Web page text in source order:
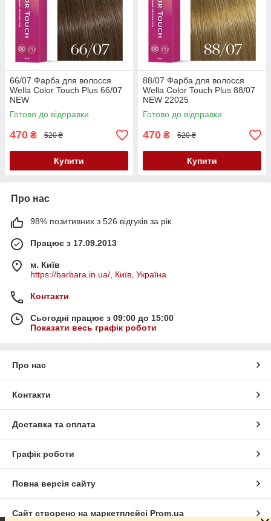
66/07 Фарба для волосся
Wella Color Touch Plus 66/07
NEW
Готово до відправки
470 ₴ 520 ₴
Купити
88/07 Фарба для волосся
Wella Color Touch Plus 88/07
NEW 22025
Готово до відправки
470 ₴ 520 ₴
Купити
Про нас
98% позитивних з 526 відгуків за рік
Працює з 17.09.2013
м. Київ
https://barbara.in.ua/, Київ, Україна
Контакти
Сьогодні працює з 09:00 до 15:00
Показати весь графік роботи
Про нас
Контакти
Доставка та оплата
Графік роботи
Повна версія сайту
Сайт створено на маркетплейсі Prom.ua